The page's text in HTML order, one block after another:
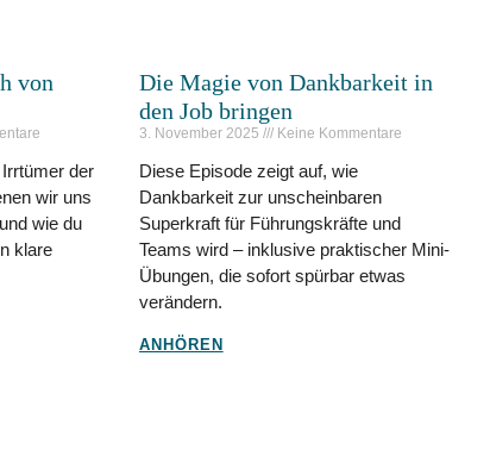
von
der
wir uns
wie du
klare
Die Magie von Dankbarkeit in
den Job bringen
3. November 2025 Keine Kommentare
Diese Episode zeigt auf, wie
Dankbarkeit zur unscheinbaren
Superkraft für Führungskräfte und
Teams wird – inklusive praktischer Mini-
Übungen, die sofort spürbar etwas
verändern.
ANHÖREN